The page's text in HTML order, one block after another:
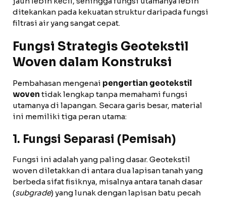
ditekankan pada kekuatan struktur daripada fungsi
filtrasi air yang sangat cepat.
Fungsi Strategis Geotekstil
Woven dalam Konstruksi
Pembahasan mengenai pengertian geotekstil
woven tidak lengkap tanpa memahami fungsi
utamanya di lapangan. Secara garis besar, material
ini memiliki tiga peran utama:
1. Fungsi Separasi (Pemisah)
Fungsi ini adalah yang paling dasar. Geotekstil
woven diletakkan di antara dua lapisan tanah yang
berbeda sifat fisiknya, misalnya antara tanah dasar
(subgrade) yang lunak dengan lapisan batu pecah